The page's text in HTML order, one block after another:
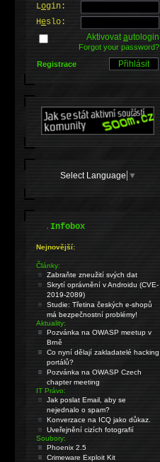
Login:
Heslo:
Aktivovatautologin
Forgot your password?
Registrace
Select Language ▼
.Infobox
Nejnovější:
Články:
Zabraňte zneužití svých dat
Skrytí oprávnění v Androidu (CVE-
2019-2089)
Studie: Třetina českých e-shopů
má bezpečnostní problémy!
Aktuality:
Pozvánka na OWASP meetup v
Brně
Co nyní dělají zakladatelé hacking
portálů?
Pozvánka na OWASP Czech
chapter meeting
IT Právo:
Jak poslat Email, aby se
nejednalo o spam?
Konverzace na ICQ jako důkaz.
Uveřejnění cizích fotografií
Soubory:
Phoenix 2.5
Crimeware Exploit Kit